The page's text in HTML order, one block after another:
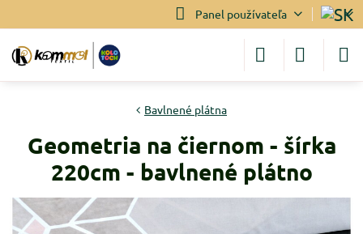
Panel používateľa
Bavlnené plátna
Geometria na čiernom - šírka
220cm - bavlnené plátno